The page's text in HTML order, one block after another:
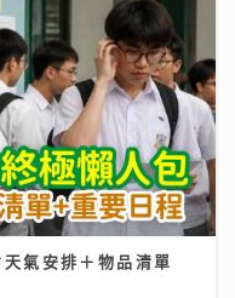
氣安排＋物品清單